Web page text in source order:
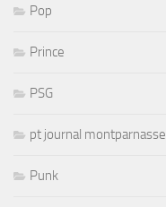
Pop
Prince
PSG
pt journal montparnasse
Punk